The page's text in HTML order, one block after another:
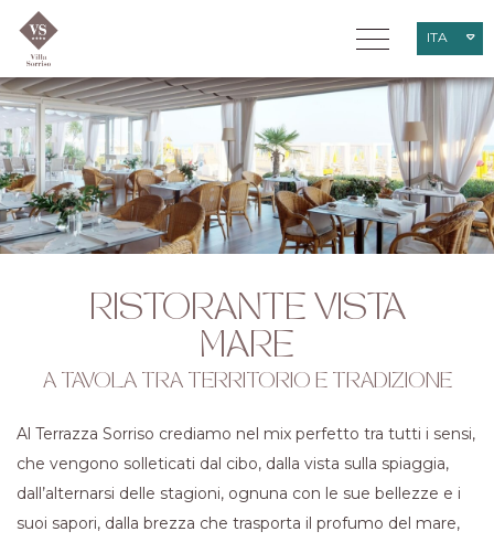
ITA
DEU
RISTORANTE VISTA
MARE
A TAVOLA TRA TERRITORIO E TRADIZIONE
Al Terrazza Sorriso crediamo nel mix perfetto tra tutti i sensi,
che vengono solleticati dal cibo, dalla vista sulla spiaggia,
dall’alternarsi delle stagioni, ognuna con le sue bellezze e i
suoi sapori, dalla brezza che trasporta il profumo del mare,